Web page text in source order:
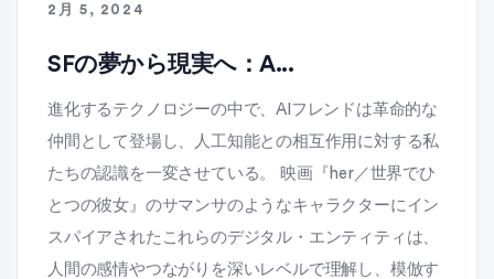
2月 5, 2024
SFの夢から現実へ：A...
進化するテクノロジーの中で、AIフレンドは革命的な
仲間として登場し、人工知能との相互作用に対する私
たちの認識を一変させている。 映画『her／世界でひ
とつの彼女』のサマンサのようなキャラクターにイン
スパイアされたこれらのデジタル・エンティティは、
人間の感情やつながりを深いレベルで理解し、模倣す